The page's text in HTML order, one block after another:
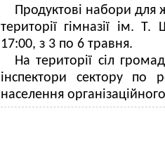
Продуктові набори для
території гімназії ім.
17:00, з 3 по 6 травня.
На території сіл
інспектори сектору по
населення